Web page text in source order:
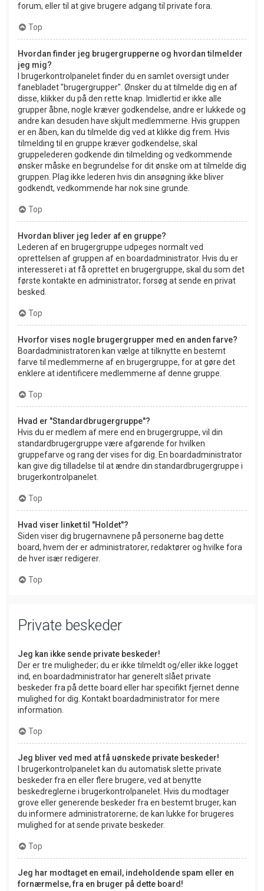
forum, eller til at give brugere adgang til private fora.
Top
Hvordan finder jeg brugergrupperne og hvordan tilmelder
jeg mig?
I brugerkontrolpanelet finder du en samlet oversigt under
fanebladet "brugergrupper". Ønsker du at tilmelde dig en af
disse, klikker du på den rette knap. Imidlertid er ikke alle
grupper åbne, nogle kræver godkendelse, andre er lukkede og
andre kan desuden have skjult medlemmerne. Hvis gruppen
er en åben, kan du tilmelde dig ved at klikke dig frem. Hvis
tilmelding til en gruppe kræver godkendelse, skal
gruppelederen godkende din tilmelding og vedkommende
ønsker måske en begrundelse for dit ønske om at tilmelde dig
gruppen. Plag ikke lederen hvis din ansøgning ikke bliver
godkendt, vedkommende har nok sine grunde.
Top
Hvordan bliver jeg leder af en gruppe?
Lederen af en brugergruppe udpeges normalt ved
oprettelsen af gruppen af en boardadministrator. Hvis du er
interesseret i at få oprettet en brugergruppe, skal du som det
første kontakte en administrator; forsøg at sende en privat
besked.
Top
Hvorfor vises nogle brugergrupper med en anden farve?
Boardadministratoren kan vælge at tilknytte en bestemt
farve til medlemmerne af en brugergruppe, for at gøre det
enklere at identificere medlemmerne af denne gruppe.
Top
Hvad er "Standardbrugergruppe"?
Hvis du er medlem af mere end en brugergruppe, vil din
standardbrugergruppe være afgørende for hvilken
gruppefarve og rang der vises for dig. En boardadministrator
kan give dig tilladelse til at ændre din standardbrugergruppe i
brugerkontrolpanelet.
Top
Hvad viser linket til "Holdet"?
Siden viser dig brugernavnene på personerne bag dette
board, hvem der er administratorer, redaktører og hvilke fora
de hver især redigerer.
Top
Private beskeder
Jeg kan ikke sende private beskeder!
Der er tre muligheder; du er ikke tilmeldt og/eller ikke logget
ind, en boardadministrator har generelt slået private
beskeder fra på dette board eller har specifikt fjernet denne
mulighed for dig. Kontakt boardadministrator for mere
information.
Top
Jeg bliver ved med at få uønskede private beskeder!
I brugerkontrolpanelet kan du automatisk slette private
beskeder fra en eller flere brugere, ved at benytte
beskedreglerne i brugerkontrolpanelet. Hvis du modtager
grove eller generende beskeder fra en bestemt bruger, kan
du informere administratorerne; de kan lukke for brugeres
mulighed for at sende private beskeder.
Top
Jeg har modtaget en email, indeholdende spam eller en
fornærmelse, fra en bruger på dette board!